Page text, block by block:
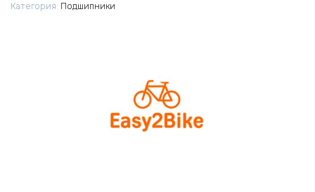
Категория: Подшипники